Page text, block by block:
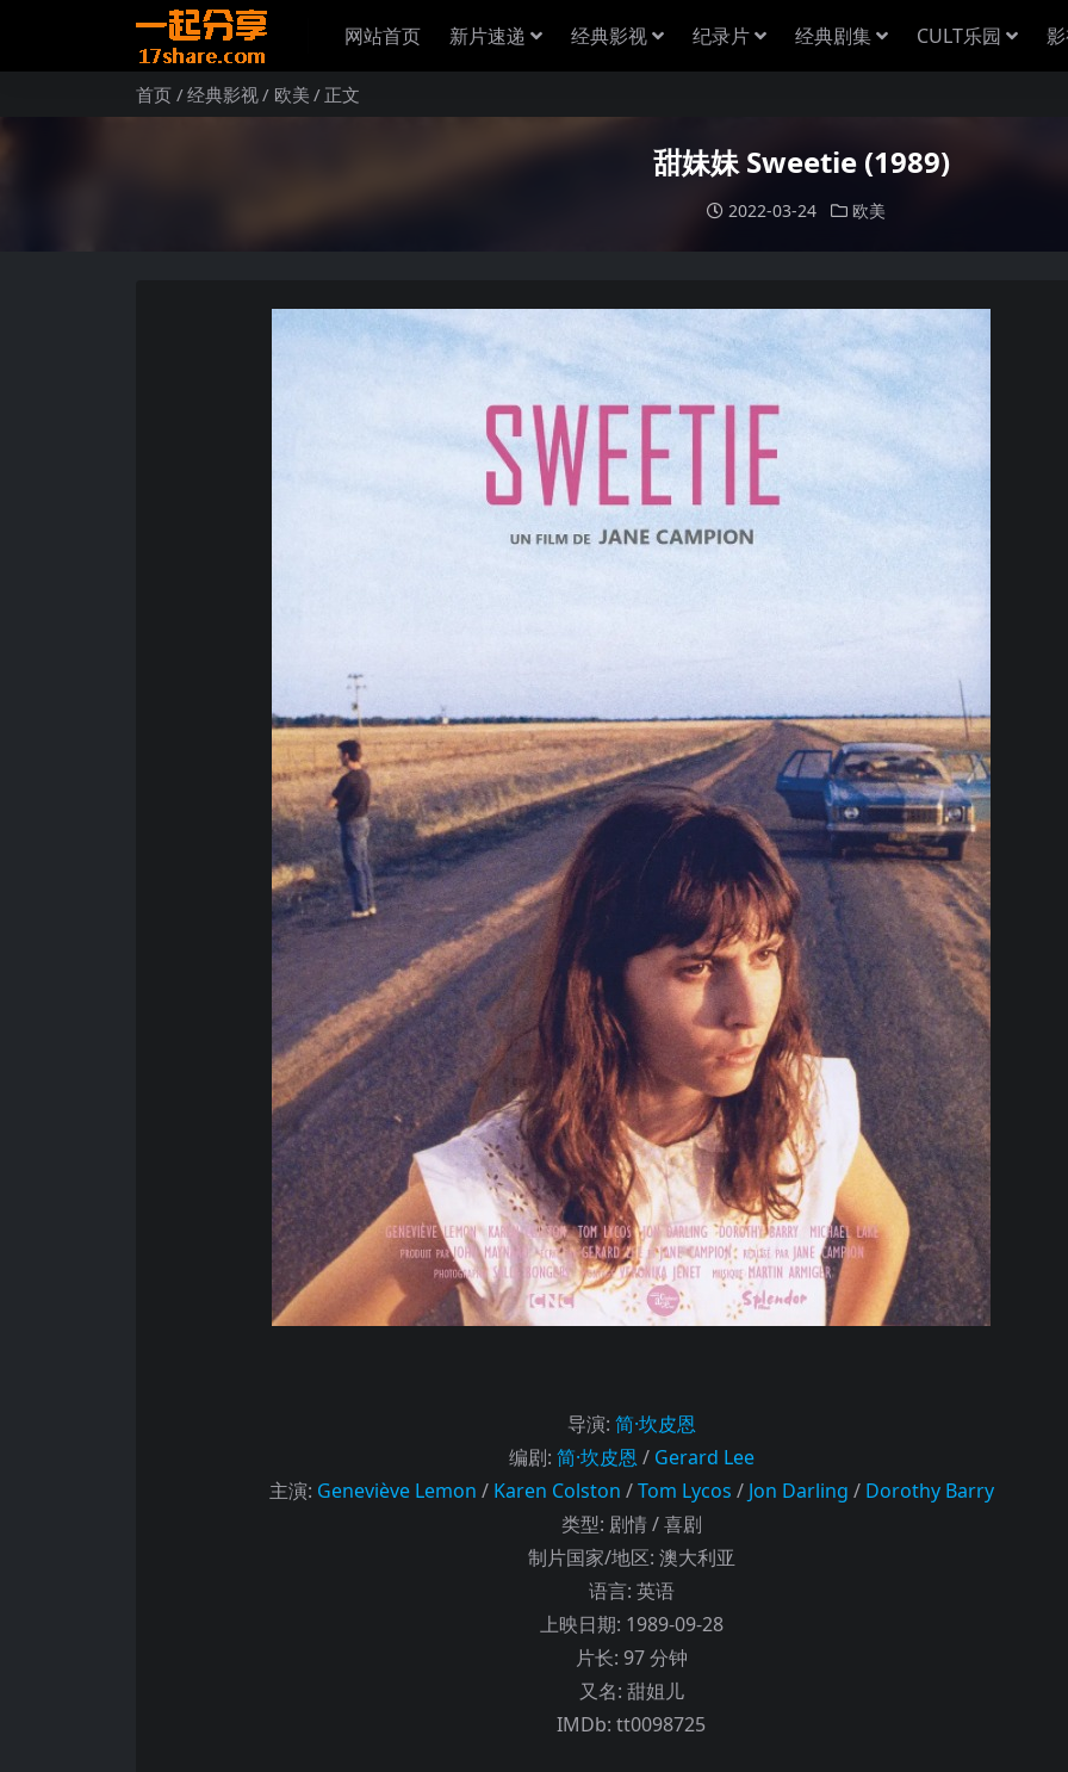
网站首页 新片速递 经典影视 纪录片 经典剧集 CULT乐园
首页 经典影视 欧美 正文
甜妹妹 Sweetie (1989)
2022-03-24 欧美
导演: 简·坎皮恩
编剧: 简·坎皮恩 / Gerard Lee
主演: Geneviève Lemon / Karen Colston /Tom Lycos / Jon Darling / Dorothy Barry
类型: 剧情 / 喜剧
制片国家/地区: 澳大利亚
语言: 英语
上映日期: 1989-09-28
片长: 97 分钟
又名: 甜姐儿
IMDb: tt0098725